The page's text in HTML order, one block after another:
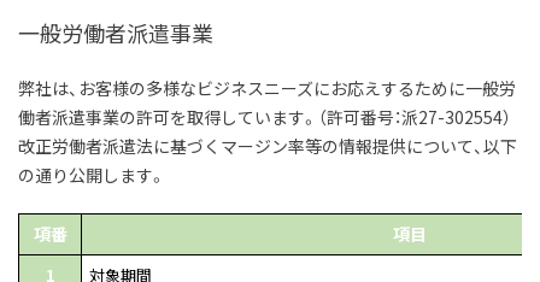
一般労働者派遣事業
弊社は、お客様の多様なビジネスニーズにお応えするために一般労
働者派遣事業の許可を取得しています。（許可番号：派27-302554）
改正労働者派遣法に基づくマージン率等の情報提供について、以下
の通り公開します。
項番
項目
1
対象期間